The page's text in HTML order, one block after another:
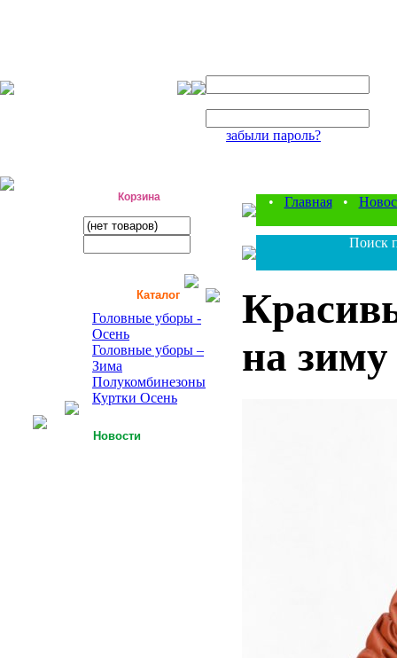
забыли пароль?
Корзина
Каталог
Головные уборы -
Осень
Головные уборы –
Зима
Полукомбинезоны
Куртки Осень
Новости
• Главная•
Поиск
на зиму